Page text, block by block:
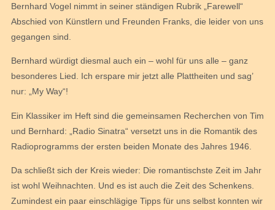
Bernhard Vogel nimmt in seiner ständigen Rubrik „Farewell“
Abschied von Künstlern und Freunden Franks, die leider von uns
gegangen sind.
Bernhard würdigt diesmal auch ein – wohl für uns alle – ganz
besonderes Lied. Ich erspare mir jetzt alle Plattheiten und sag’
nur: „My Way“!
Ein Klassiker im Heft sind die gemeinsamen Recherchen von Tim
und Bernhard: „Radio Sinatra“ versetzt uns in die Romantik des
Radioprogramms der ersten beiden Monate des Jahres 1946.
Da schließt sich der Kreis wieder: Die romantischste Zeit im Jahr
ist wohl Weihnachten. Und es ist auch die Zeit des Schenkens.
Zumindest ein paar einschlägige Tipps für uns selbst konnten wir